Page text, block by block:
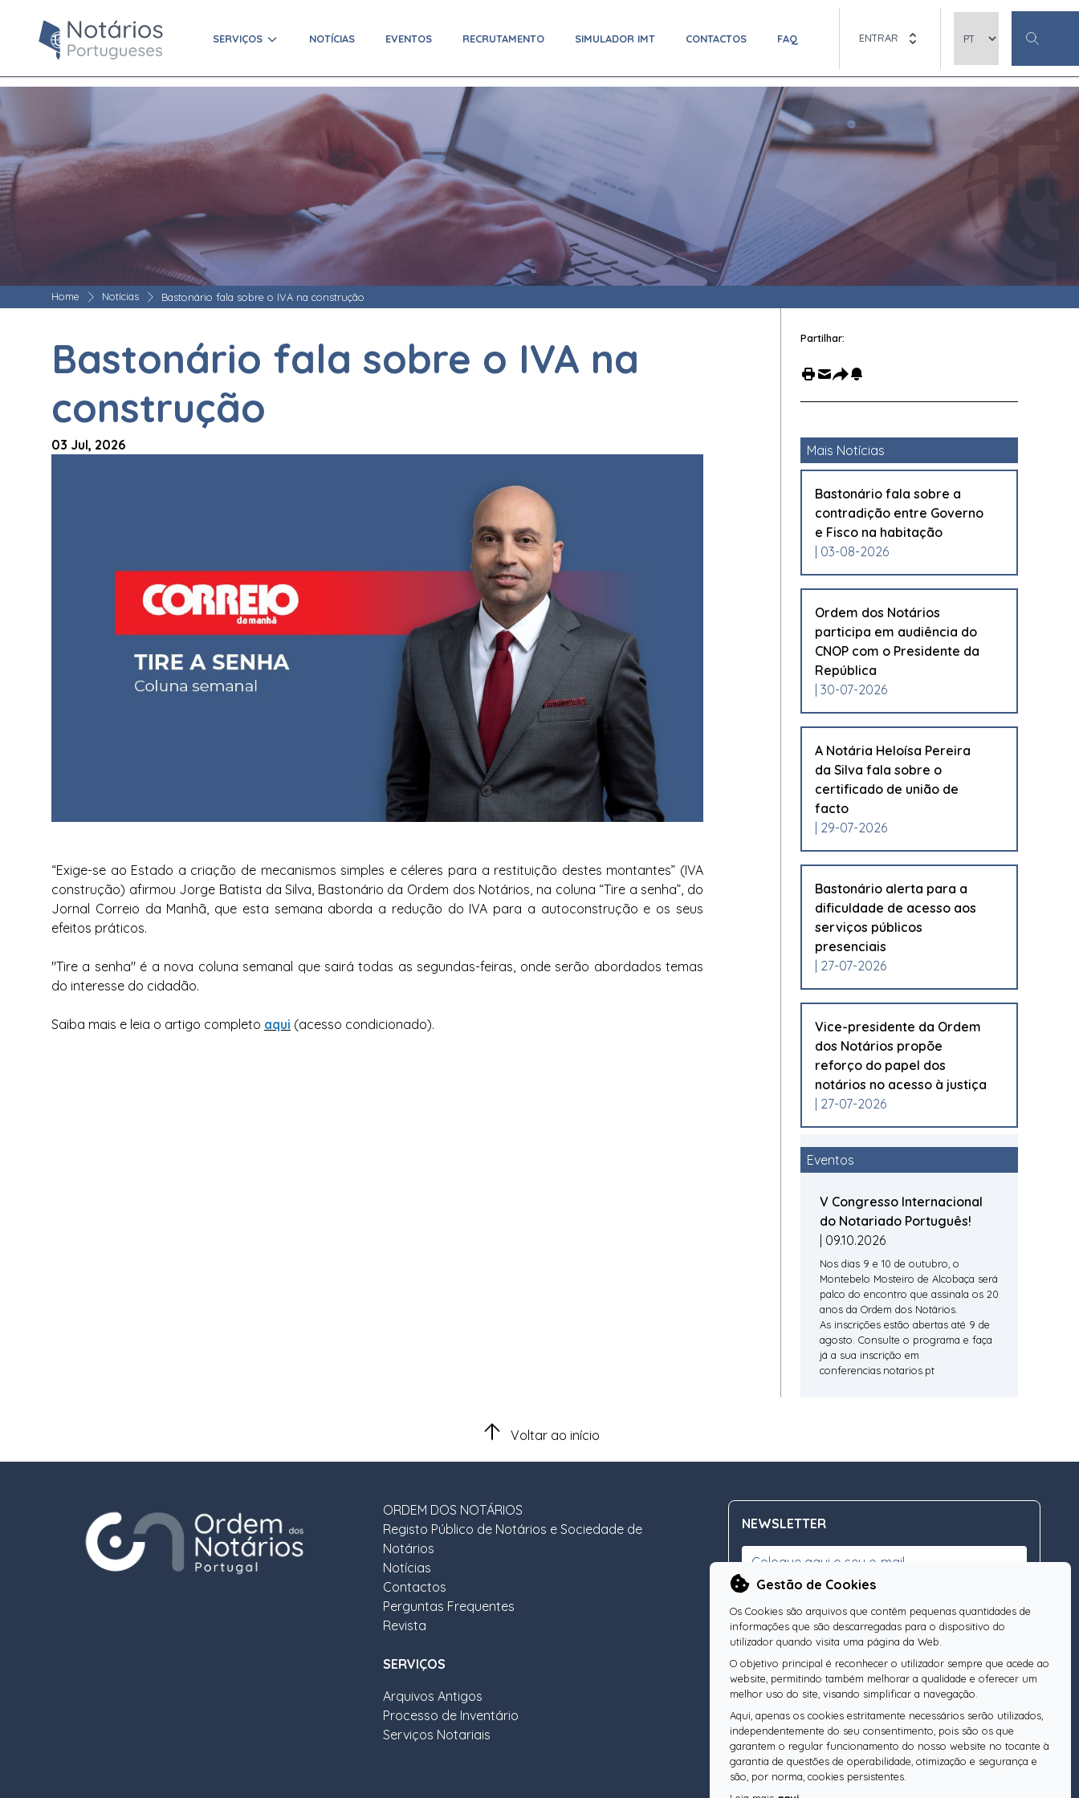
SERVIÇOS NOTÍCIAS EVENTOS RECRUTAMENTO SIMULADOR IMT CONTACTOS FAQ ENTRAR
Gestão de Cookies
Os Cookies são arquivos que contêm pequenas quantidades de
informações que são descarregadas para o dispositivo do
utilizador quando visita uma página da Web.
O objetivo principal é reconhecer o utilizador sempre que acede ao
website, permitindo também melhorar a qualidade e oferecer um
melhor uso do site, visando simplificar a navegação.
Aqui, apenas os cookies estritamente necessários serão utilizados,
independentemente do seu consentimento, pois são os que
garantem o regular funcionamento do nosso website no tocante à
garantia de questões de operabilidade, otimização e segurança e
são, por norma, cookies persistentes.
Home Notícias Bastonário fala sobre o IVA na construção
Bastonário fala sobre o IVA na
construção
03 Jul, 2026
“Exige-se ao Estado a criação de mecanismos simples e céleres para a restituição destes montantes” (IVA
construção) afirmou Jorge Batista da Silva, Bastonário da Ordem dos Notários, na coluna “Tire a senha”, do
Jornal Correio da Manhã, que esta semana aborda a redução do IVA para a autoconstrução e os seus
efeitos práticos.
"Tire a senha" é a nova coluna semanal que sairá todas as segundas-feiras, onde serão abordados temas
do interesse do cidadão.
Saiba mais e leia o artigo completo aqui (acesso condicionado).
Partilhar:
Mais Notícias
Bastonário fala sobre a
contradição entre Governo
e Fisco na habitação
| 03-08-2026
Ordem dos Notários
participa em audiência do
CNOP com o Presidente da
República
| 30-07-2026
A Notária Heloísa Pereira
da Silva fala sobre o
certificado de união de
facto
| 29-07-2026
Bastonário alerta para a
dificuldade de acesso aos
serviços públicos
presenciais
| 27-07-2026
Vice-presidente da Ordem
dos Notários propõe
reforço do papel dos
notários no acesso à justiça
| 27-07-2026
Eventos
V Congresso Internacional
do Notariado Português!
| 09.10.2026
Nos dias 9 e 10 de outubro, o
Montebelo Mosteiro de Alcobaça será
palco do encontro que assinala os 20
anos da Ordem dos Notários.
As inscrições estão abertas até 9 de
agosto. Consulte o programa e faça
já a sua inscrição em
conferencias.notarios.pt
Voltar ao início
ORDEM DOS NOTÁRIOS
Registo Público de Notários e Sociedade de
Notários
Notícias
Contactos
Perguntas Frequentes
Revista
SERVIÇOS
Arquivos Antigos
Processo de Inventário
Serviços Notariais
NEWSLETTER
Subscreva a nossa Newsletter OK
SIGA-NOS
Pesquise o seu Notário